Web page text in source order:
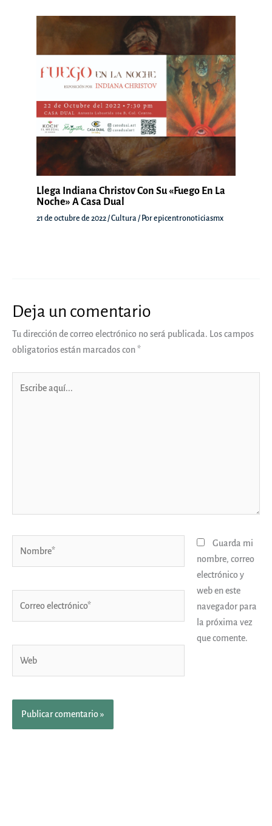
Llega Indiana Christov Con Su «Fuego En La
Noche» A Casa Dual
21 de octubre de 2022 /Cultura / Porepicentronoticiasmx
Deja un comentario
Tu dirección de correo electrónico no será publicada. Los campos
obligatorios están marcados con*
Guarda mi
nombre, correo
electrónico y
web en este
navegador para
la próxima vez
que comente.